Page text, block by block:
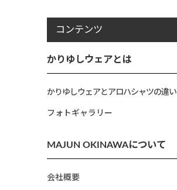
コンテンツ
かりゆしウェアとは
かりゆしウェアとアロハシャツの違い
フォトギャラリー
MAJUN OKINAWAについて
会社概要